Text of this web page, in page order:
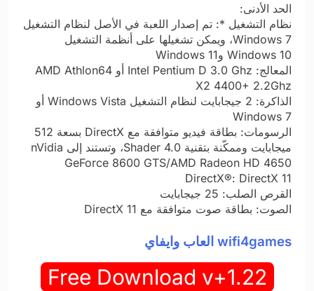
الحد الأدنى:
نظام التشغيل *: تم إصدار اللعبة في الأصل لنظام التشغيل
Windows 7، ويمكن تشغيلها على أنظمة التشغيل
Windows 10 وWindows 11
المعالج: Intel Pentium D 3.0 Ghz أو AMD Athlon64
X2 4400+ 2.2Ghz
الذاكرة: 2 جيجابايت لنظام التشغيل Windows Vista أو
Windows 7
الرسومات: بطاقة فيديو متوافقة مع DirectX بسعة 512
ميجابايت وممكّنة بتقنية Shader 4.0، وتستند إلى nVidia
GeForce 8600 GTS/AMD Radeon HD 4650
DirectX®: DirectX 11
القرص الصلب: 25 جيجابايت
الصوت: بطاقة صوت متوافقة مع DirectX 11
wifi4games العاب وايفاي
Free Download v+1.22